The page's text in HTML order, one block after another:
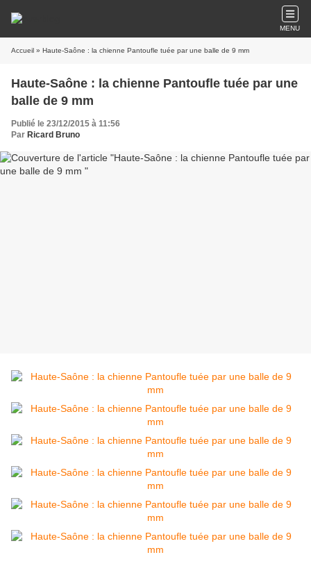
MENU
Accueil » Haute-Saône : la chienne Pantoufle tuée par une balle de 9 mm
Haute-Saône : la chienne Pantoufle tuée par une
balle de 9 mm
Publié le 23/12/2015 à 11:56
Par Ricard Bruno